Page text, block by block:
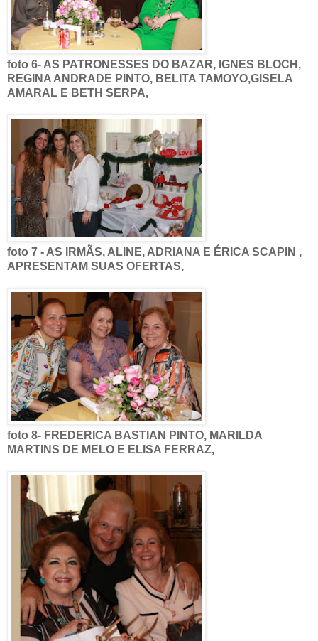
foto 6- AS PATRONESSES DO BAZAR, IGNES BLOCH,
REGINA ANDRADE PINTO, BELITA TAMOYO,GISELA
AMARAL E BETH SERPA,
foto 7 - AS IRMÃS, ALINE, ADRIANA E ÉRICA SCAPIN ,
APRESENTAM SUAS OFERTAS,
foto 8- FREDERICA BASTIAN PINTO, MARILDA
MARTINS DE MELO E ELISA FERRAZ,